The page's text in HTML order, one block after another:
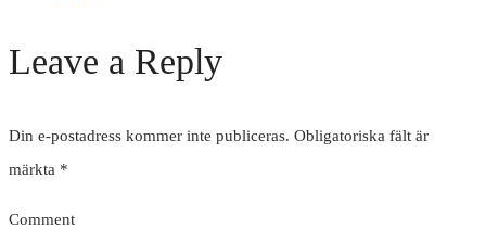
Leave a Reply
Din e-postadress kommer inte publiceras. Obligatoriska fält är
märkta *
Comment